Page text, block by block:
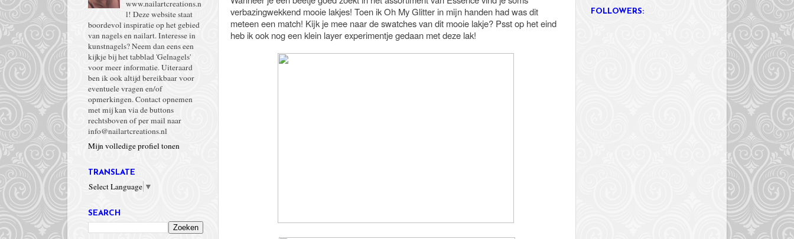
verbazingwekkend mooie lakjes! Toen ik Oh My Glitter in mijn handen had was dit
meteen een match! Kijk je mee naar de swatches van dit mooie lakje? Psst op het eind
heb ik ook nog een klein layer experimentje gedaan met deze lak!
www.nailartcreations.n
l! Deze website staat
boordevol inspiratie op het gebied
van nagels en nailart. Interesse in
kunstnagels? Neem dan eens een
kijkje bij het tabblad 'Gelnagels'
voor meer informatie. Uiteraard
ben ik ook altijd bereikbaar voor
eventuele vragen en/of
opmerkingen. Contact opnemen
met mij kan via de buttons
rechtsboven of per mail naar
info@nailartcreations.nl
Mijn volledige profiel tonen
TRANSLATE
Select Language ▼
SEARCH
FOLLOWERS: